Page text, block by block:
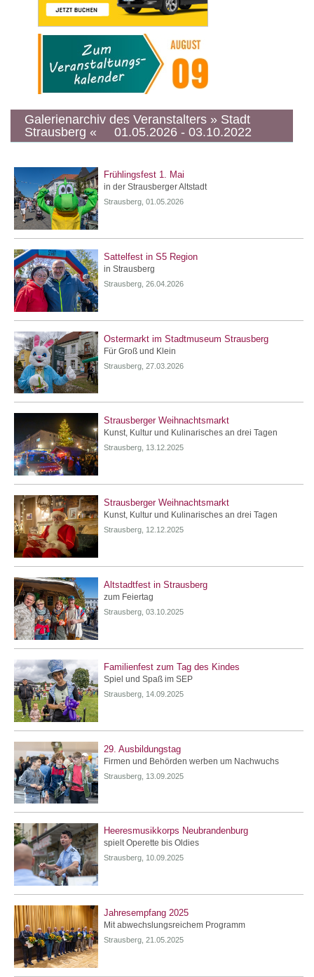
Galerienarchiv des Veranstalters » Stadt
Strausberg « 01.05.2026 - 03.10.2022
Frühlingsfest 1. Mai
in der Strausberger Altstadt
Strausberg, 01.05.2026
Sattelfest in S5 Region
in Strausberg
Strausberg, 26.04.2026
Ostermarkt im Stadtmuseum Strausberg
Für Groß und Klein
Strausberg, 27.03.2026
Strausberger Weihnachtsmarkt
Kunst, Kultur und Kulinarisches an drei Tagen
Strausberg, 13.12.2025
Strausberger Weihnachtsmarkt
Kunst, Kultur und Kulinarisches an drei Tagen
Strausberg, 12.12.2025
Altstadtfest in Strausberg
zum Feiertag
Strausberg, 03.10.2025
Familienfest zum Tag des Kindes
Spiel und Spaß im SEP
Strausberg, 14.09.2025
29. Ausbildungstag
Firmen und Behörden werben um Nachwuchs
Strausberg, 13.09.2025
Heeresmusikkorps Neubrandenburg
spielt Operette bis Oldies
Strausberg, 10.09.2025
Jahresempfang 2025
Mit abwechslungsreichem Programm
Strausberg, 21.05.2025